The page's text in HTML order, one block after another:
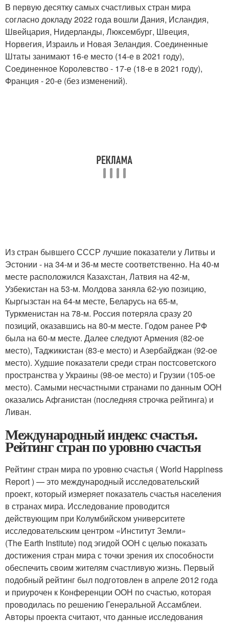
В первую десятку самых счастливых стран мира
согласно докладу 2022 года вошли Дания, Исландия,
Швейцария, Нидерланды, Люксембург, Швеция,
Норвегия, Израиль и Новая Зеландия. Соединенные
Штаты занимают 16-е место (14-е в 2021 году),
Соединенное Королевство - 17-е (18-е в 2021 году),
Франция - 20-е (без изменений).
Из стран бывшего СССР лучшие показатели у Литвы и
Эстонии - на 34-м и 36-м месте соответственно. На 40-м
месте расположился Казахстан, Латвия на 42-м,
Узбекистан на 53-м. Молдова заняла 62-ую позицию,
Кыргызстан на 64-м месте, Беларусь на 65-м,
Туркменистан на 78-м. Россия потеряла сразу 20
позиций, оказавшись на 80-м месте. Годом ранее РФ
была на 60-м месте. Далее следуют Армения (82-ое
место), Таджикистан (83-е место) и Азербайджан (92-ое
место). Худшие показатели среди стран постсоветского
пространства у Украины (98-ое место) и Грузии (105-ое
место). Самыми несчастными странами по данным ООН
оказались Афганистан (последняя строчка рейтинга) и
Ливан.
Международный индекс счастья.
Рейтинг стран по уровню счастья
Рейтинг стран мира по уровню счастья ( World Happiness
Report ) — это международный исследовательский
проект, который измеряет показатель счастья населения
в странах мира. Исследование проводится
действующим при Колумбийском университете
исследовательским центром «Институт Земли»
(The Earth Institute) под эгидой ООН с целью показать
достижения стран мира с точки зрения их способности
обеспечить своим жителям счастливую жизнь. Первый
подобный рейтинг был подготовлен в апреле 2012 года
и приурочен к Конференции ООН по счастью, которая
проводилась по решению Генеральной Ассамблеи.
Авторы проекта считают, что данные исследования